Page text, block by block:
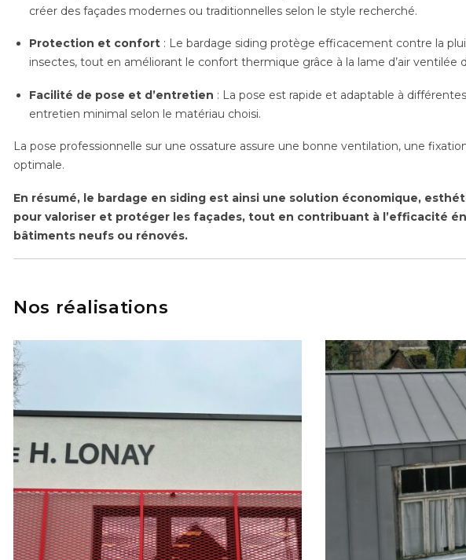
créer des façades modernes ou traditionnelles selon le style recherché.
Protection et confort : Le bardage siding protège efficacement contre la
insectes, tout en améliorant le confort thermique grâce à la lame d’air ventilée
Facilité de pose et d’entretien : La pose est rapide et adaptable à
entretien minimal selon le matériau choisi.
La pose professionnelle sur une ossature assure une bonne ventilation, une
optimale.
En résumé, le bardage en siding est ainsi une solution économique,
pour valoriser et protéger les façades, tout en contribuant à l’efficacité
bâtiments neufs ou rénovés.
Nos réalisations